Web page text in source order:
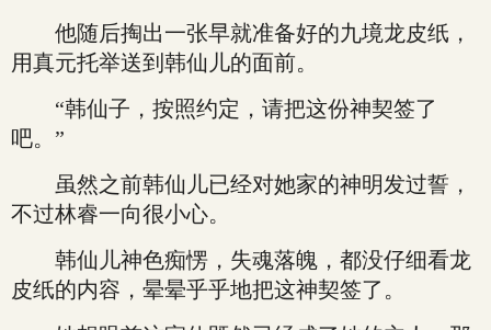
他随后掏出一张早就准备好的九境龙皮纸，
用真元托举送到韩仙儿的面前。
“韩仙子，按照约定，请把这份神契签了
吧。”
虽然之前韩仙儿已经对她家的神明发过誓，
不过林睿一向很小心。
韩仙儿神色痴愣，失魂落魄，都没仔细看龙
皮纸的内容，晕晕乎乎地把这神契签了。